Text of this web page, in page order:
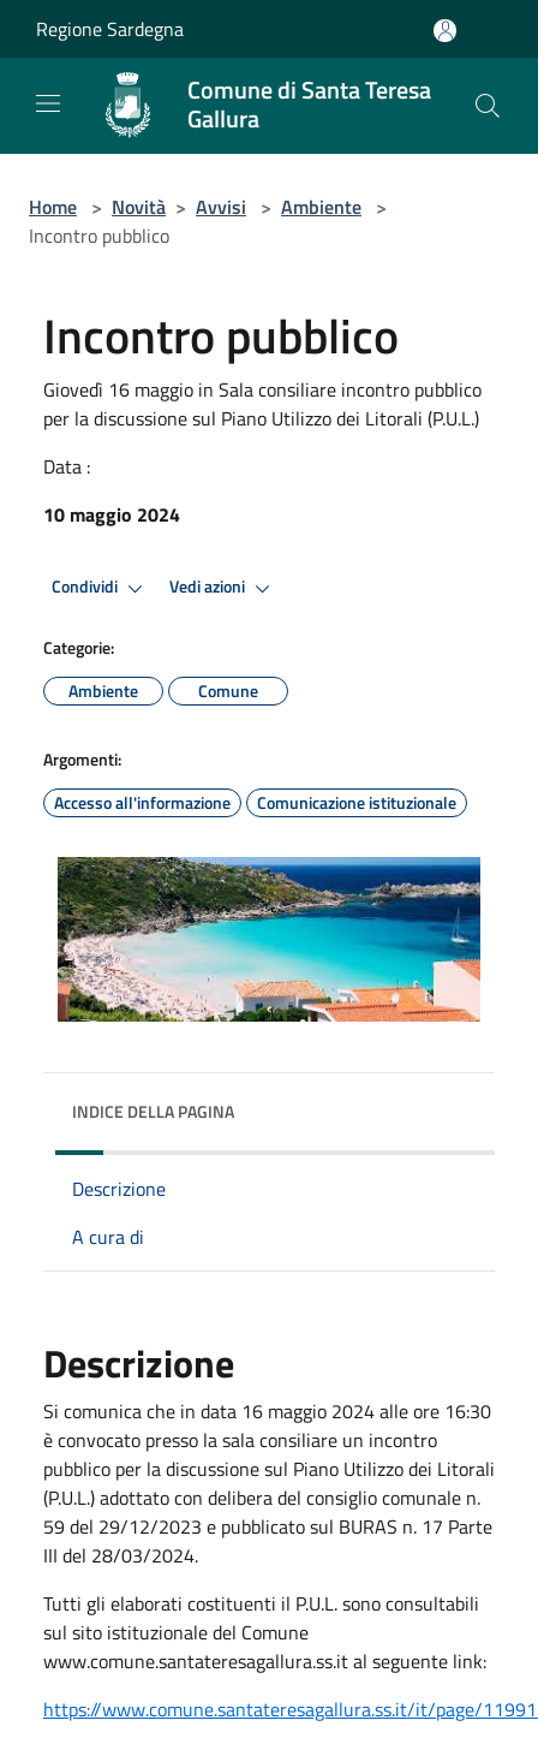
Regione Sardegna
Comune di Santa Teresa
Gallura
Home > Novità > Avvisi > Ambiente >
Incontro pubblico
Incontro pubblico
Giovedì 16 maggio in Sala consiliare incontro pubblico
per la discussione sul Piano Utilizzo dei Litorali (P.U.L.)
Data :
10 maggio 2024
Condividi Vedi azioni
Categorie:
Ambiente
Comune
Argomenti:
Accesso all'informazione
Comunicazione istituzionale
INDICE DELLA PAGINA
Descrizione
A cura di
Descrizione
Si comunica che in data 16 maggio 2024 alle ore 16:30
è convocato presso la sala consiliare un incontro
pubblico per la discussione sul Piano Utilizzo dei Litorali
(P.U.L.) adottato con delibera del consiglio comunale n.
59 del 29/12/2023 e pubblicato sul BURAS n. 17 Parte
III del 28/03/2024.
Tutti gli elaborati costituenti il P.U.L. sono consultabili
sul sito istituzionale del Comune
www.comune.santateresagallura.ss.it al seguente link:
https://www.comune.santateresagallura.ss.it/it/page/